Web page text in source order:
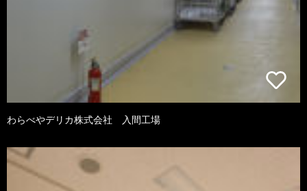
わらべやデリカ株式会社 入間工場